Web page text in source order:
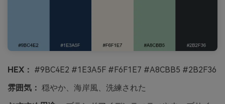
HEX： #9BC4E2 #1E3A5F #F6F1E7 #A8CBB5 #2B2F36
雰囲気： 穏やか、海岸風、洗練された